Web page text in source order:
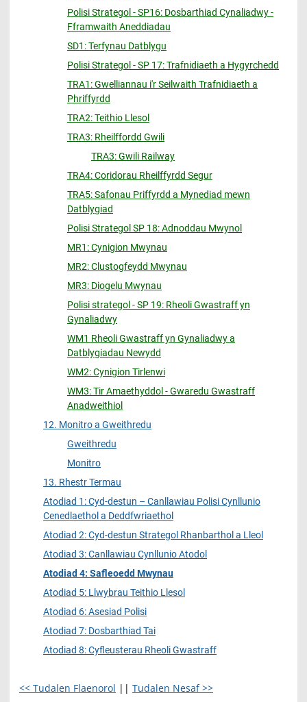
Polisi Strategol - SP16: Dosbarthiad Cynaliadwy -
Fframwaith Aneddiadau
SD1: Terfynau Datblygu
Polisi Strategol - SP 17: Trafnidiaeth a Hygyrchedd
TRA1: Gwelliannau i'r Seilwaith Trafnidiaeth a
Phriffyrdd
TRA2: Teithio Llesol
TRA3: Rheilffordd Gwili
TRA3: Gwili Railway
TRA4: Coridorau Rheilffyrdd Segur
TRA5: Safonau Priffyrdd a Mynediad mewn
Datblygiad
Polisi Strategol SP 18: Adnoddau Mwynol
MR1: Cynigion Mwynau
MR2: Clustogfeydd Mwynau
MR3: Diogelu Mwynau
Polisi strategol - SP 19: Rheoli Gwastraff yn
Gynaliadwy
WM1 Rheoli Gwastraff yn Gynaliadwy a
Datblygiadau Newydd
WM2: Cynigion Tirlenwi
WM3: Tir Amaethyddol - Gwaredu Gwastraff
Anadweithiol
12. Monitro a Gweithredu
Gweithredu
Monitro
13. Rhestr Termau
Atodiad 1: Cyd-destun – Canllawiau Polisi Cynllunio
Cenedlaethol a Deddfwriaethol
Atodiad 2: Cyd-destun Strategol Rhanbarthol a Lleol
Atodiad 3: Canllawiau Cynllunio Atodol
Atodiad 4: Safleoedd Mwynau
Atodiad 5: Llwybrau Teithio Llesol
Atodiad 6: Asesiad Polisi
Atodiad 7: Dosbarthiad Tai
Atodiad 8: Cyfleusterau Rheoli Gwastraff
<< Tudalen Flaenorol || Tudalen Nesaf >>